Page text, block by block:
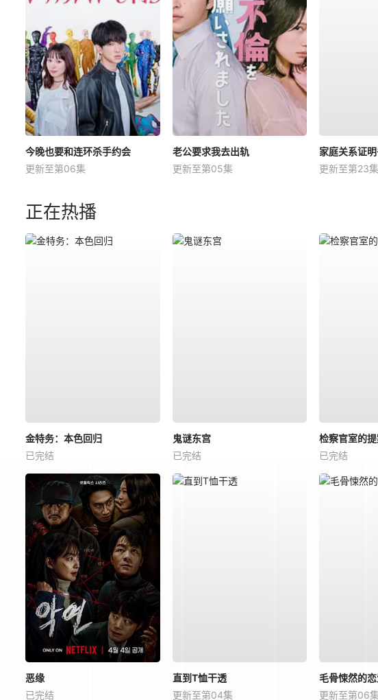
今晚也要和连环杀手约会
更新至第06集
老公要求我去出轨
更新至第05集
家庭关系证
更新至第23集
正在热播
金特务：本色回归
已完结
鬼谜东宫
已完结
检察官室的
已完结
恶缘
已完结
直到T恤干透
更新至第04集
毛骨悚然的
更新至第06集